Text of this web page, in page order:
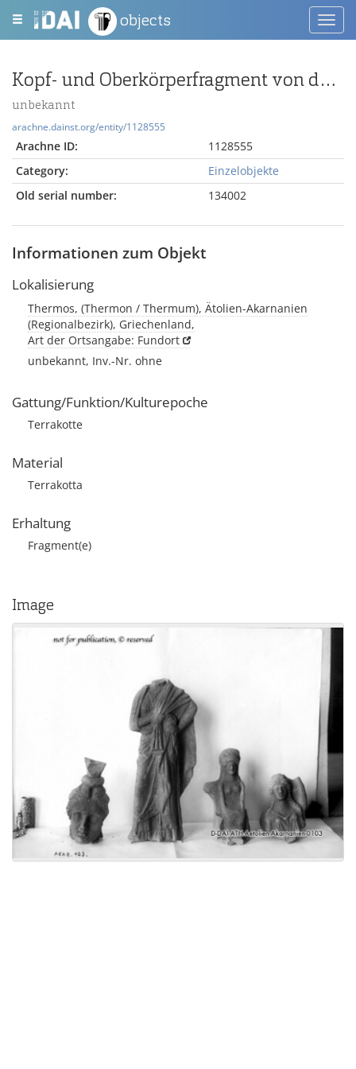
objects
Kopf- und Oberkörperfragment von der Terrakottastatuette einer Göttin
unbekannt
arachne.dainst.org/entity/1128555
Arachne ID:
1128555
Category:
Einzelobjekte
Old serial number:
134002
Informationen zum Objekt
Lokalisierung
Thermos, (Thermon / Thermum), Ätolien-Akarnanien
(Regionalbezirk), Griechenland,
Art der Ortsangabe: Fundort
unbekannt, Inv.-Nr. ohne
Gattung/Funktion/Kulturepoche
Terrakotte
Material
Terrakotta
Erhaltung
Fragment(e)
Image